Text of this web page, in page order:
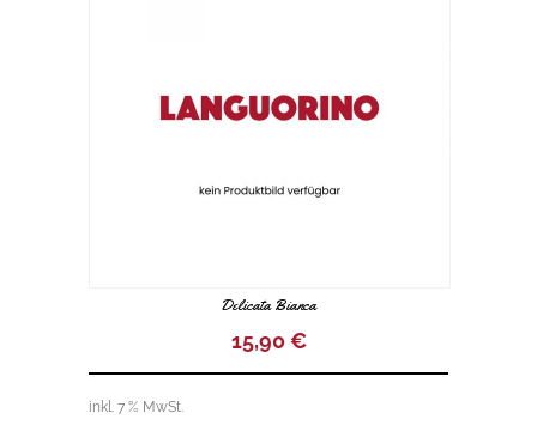
Delicata Bianca
15,90€
inkl. 7 % MwSt.